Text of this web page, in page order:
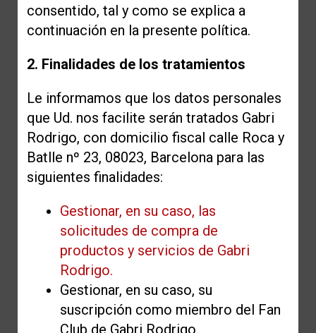
consentido, tal y como se explica a
continuación en la presente política.
2. Finalidades de los tratamientos
Le informamos que los datos personales
que Ud. nos facilite serán tratados Gabri
Rodrigo, con domicilio fiscal calle Roca y
Batlle nº 23, 08023, Barcelona para las
siguientes finalidades:
Gestionar, en su caso, las
solicitudes de compra de
productos y servicios de Gabri
Rodrigo.
Gestionar, en su caso, su
suscripción como miembro del Fan
Club de Gabri Rodrigo.